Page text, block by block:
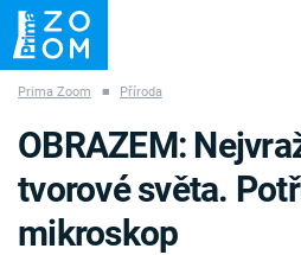
ZÁHADY VETŘELCI DÁVNOVĚKU
Prima Zoom ■ Příroda
OBRAZEM:
tvorové světa.
mikroskop